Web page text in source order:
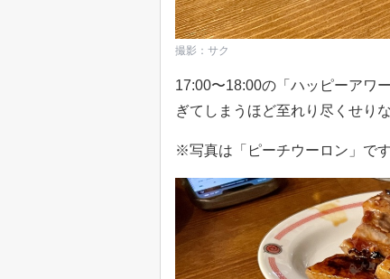
撮影：サク
17:00〜18:00の「ハッピーアワ
ぎてしまうほど至れり尽くせり
※写真は「ピーチウーロン」です